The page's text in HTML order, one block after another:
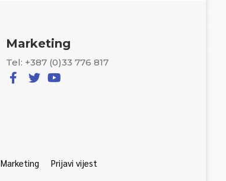
Marketing
Tel: +387 (0)33 776 817
Marketing Prijavi vijest